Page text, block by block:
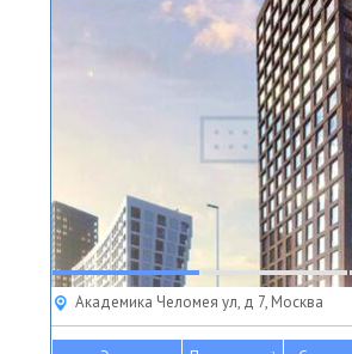
Академика Челомея ул, д 7, Москва